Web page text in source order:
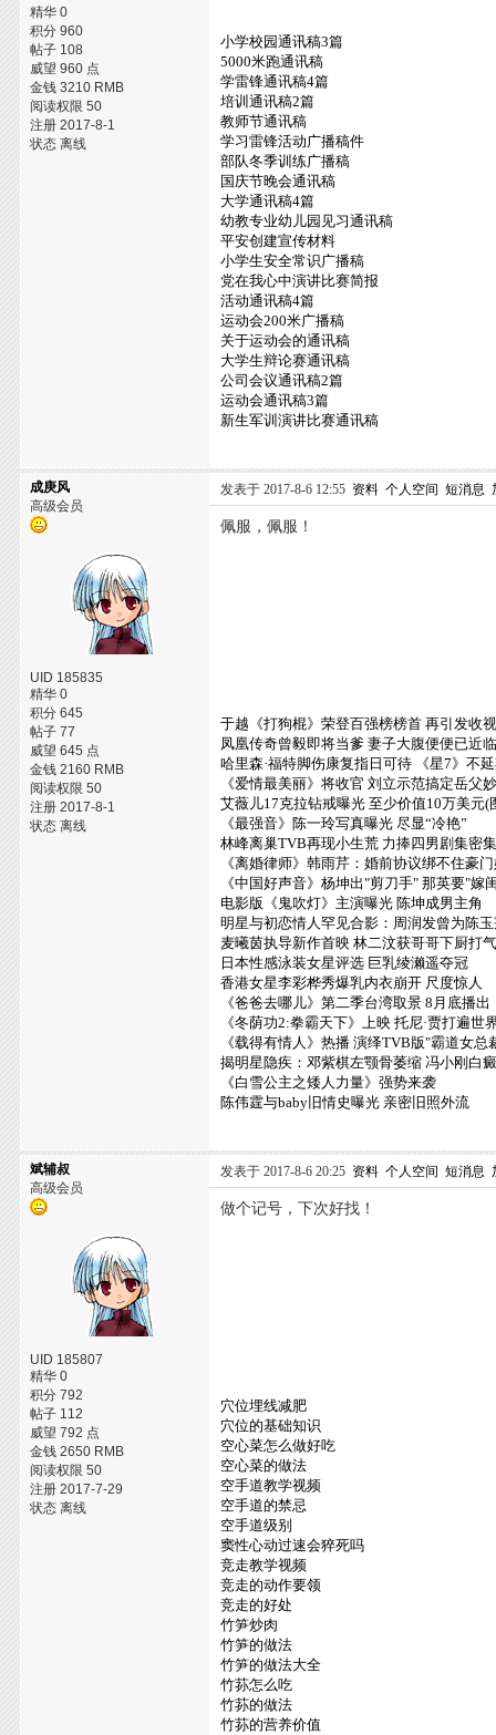
精华 0
积分 960
帖子 108
威望 960 点
金钱 3210 RMB
阅读权限 50
注册 2017-8-1
状态 离线
小学校园通讯稿3篇
5000米跑通讯稿
学雷锋通讯稿4篇
培训通讯稿2篇
教师节通讯稿
学习雷锋活动广播稿件
部队冬季训练广播稿
国庆节晚会通讯稿
大学通讯稿4篇
幼教专业幼儿园见习通讯稿
平安创建宣传材料
小学生安全常识广播稿
党在我心中演讲比赛简报
活动通讯稿4篇
运动会200米广播稿
关于运动会的通讯稿
大学生辩论赛通讯稿
公司会议通讯稿2篇
运动会通讯稿3篇
新生军训演讲比赛通讯稿
成庚风
高级会员
UID 185835
精华 0
积分 645
帖子 77
威望 645 点
金钱 2160 RMB
阅读权限 50
注册 2017-8-1
状态 离线
发表于 2017-8-6 12:55 资料 个人空间 短消息
佩服，佩服！
于越《打狗棍》荣登百强榜榜首 再引发收
凤凰传奇曾毅即将当爹 妻子大腹便便已近
哈里森·福特脚伤康复指日可待 《星7》不
《爱情最美丽》将收官 刘立示范搞定岳父
艾薇儿17克拉钻戒曝光 至少价值10万美元(
《最强音》陈一玲写真曝光 尽显“冷艳”
林峰离巢TVB再现小生荒 力捧四男剧集密
《离婚律师》韩雨芹：婚前协议绑不住豪
《中国好声音》杨坤出"剪刀手" 那英要"嫁
电影版《鬼吹灯》主演曝光 陈坤成男主角
明星与初恋情人罕见合影：周润发曾为陈
麦曦茵执导新作首映 林二汶获哥哥下厨打
日本性感泳装女星评选 巨乳绫濑遥夺冠
香港女星李彩桦秀爆乳内衣崩开 尺度惊人
《爸爸去哪儿》第二季台湾取景 8月底播出
《冬荫功2:拳霸天下》上映 托尼·贾打遍世
《载得有情人》热播 演绎TVB版"霸道女总
揭明星隐疾：邓紫棋左颚骨萎缩 冯小刚白
《白雪公主之矮人力量》强势来袭
陈伟霆与baby旧情史曝光 亲密旧照外流
斌辅叔
高级会员
UID 185807
精华 0
积分 792
帖子 112
威望 792 点
金钱 2650 RMB
阅读权限 50
注册 2017-7-29
状态 离线
发表于 2017-8-6 20:25 资料 个人空间 短消息
做个记号，下次好找！
穴位埋线减肥
穴位的基础知识
空心菜怎么做好吃
空心菜的做法
空手道教学视频
空手道的禁忌
空手道级别
窦性心动过速会猝死吗
竞走教学视频
竞走的动作要领
竞走的好处
竹笋炒肉
竹笋的做法
竹笋的做法大全
竹荪怎么吃
竹荪的做法
竹荪的营养价值